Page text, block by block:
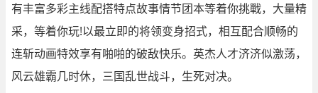
有丰富多彩主线配搭特点故事情节团本等着你挑戰，大量精
采，等着你玩!以最立即的将领变身招式，相互配合顺畅的
连斩动画特效享有啪啪的破敌快乐。英杰人才济济似激荡，
风云雄霸几时休，三国乱世战斗，生死对决。